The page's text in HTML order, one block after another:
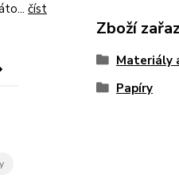
číst
Zboží
Materiály
Papíry